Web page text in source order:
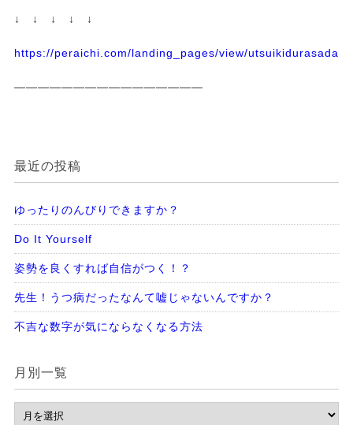
↓ ↓ ↓ ↓ ↓
https://peraichi.com/landing_pages/view/
————————————————
最近の投稿
ゆったりのんびりできますか？
Do It Yourself
姿勢を良くすれば自信がつく！？
先生！うつ病だったなんて嘘じゃないんですか？
不吉な数字が気にならなくなる方法
月別一覧